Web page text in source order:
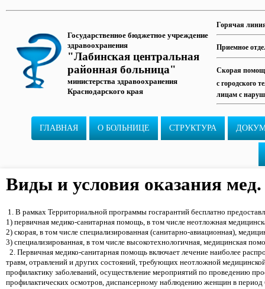
Государственное бюджетное учреждение
здравоохранения
"Лабинская центральная
районная больница"
министерства здравоохранения
Краснодарского края
Горячая
Приемное
Скорая
с городского
лицам с
ГЛАВНАЯ О БОЛЬНИЦЕ СТРУКТУРА
Виды и условия оказания
1. В рамках Территориальной программы госгарантий бесплатно
1) первичная медико-санитарная помощь, в том числе неотложная
2) скорая, в том числе специализированная (санитарно-авиационная),
3) специализированная, в том числе высокотехнологичная, медицинская
2. Первичная медико-санитарная помощь включает лечение наиболее
травм, отравлений и других состояний, требующих неотложной
профилактику заболеваний, осуществление мероприятий по проведению
профилактических осмотров, диспансерному наблюдению женщин в период